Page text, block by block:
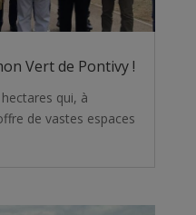
Vert de Pontivy !
qui, à
de vastes espaces